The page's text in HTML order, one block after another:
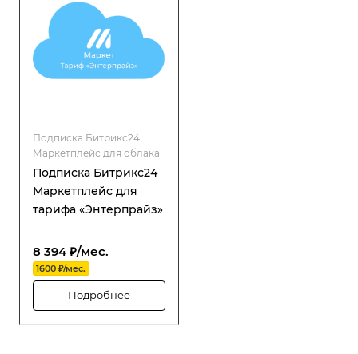
Подписка Битрикс24
Маркетплейс для облака
Подписка Битрикс24
Маркетплейс для
тарифа «Энтерпрайз»
8 394 ₽/мес.
1600 ₽/мес.
Подробнее